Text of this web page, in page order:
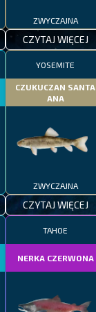
ZWYCZAJNA
CZYTAJ WIĘCEJ
YOSEMITE
CZUKUCZAN SANTA
ANA
ZWYCZAJNA
CZYTAJ WIĘCEJ
TAHOE
NERKA CZERWONA